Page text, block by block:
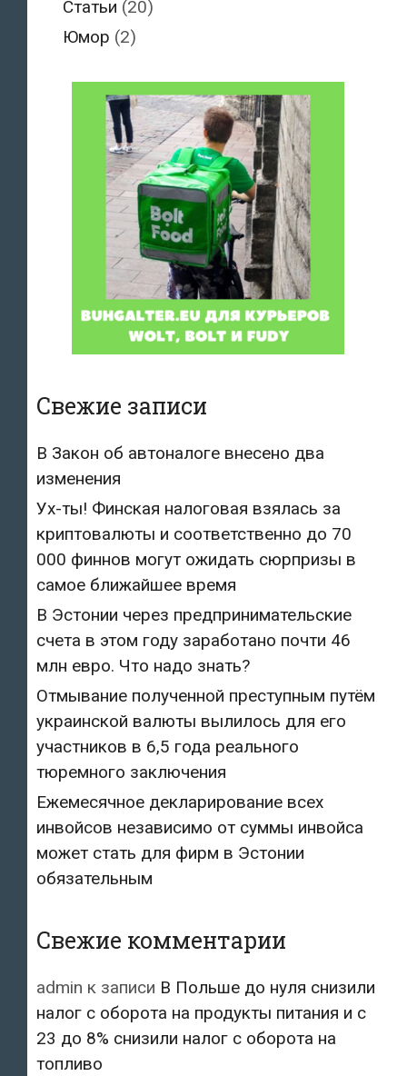
Статьи (20)
Юмор (2)
Свежие записи
В Закон об автоналоге внесено два
изменения
Ух-ты! Финская налоговая взялась за
криптовалюты и соответственно до 70
000 финнов могут ожидать сюрпризы в
самое ближайшее время
В Эстонии через предпринимательские
счета в этом году заработано почти 46
млн евро. Что надо знать?
Отмывание полученной преступным путём
украинской валюты вылилось для его
участников в 6,5 года реального
тюремного заключения
Ежемесячное декларирование всех
инвойсов независимо от суммы инвойса
может стать для фирм в Эстонии
обязательным
Свежие комментарии
admin к записи В Польше до нуля снизили
налог с оборота на продукты питания и с
23 до 8% снизили налог с оборота на
топливо